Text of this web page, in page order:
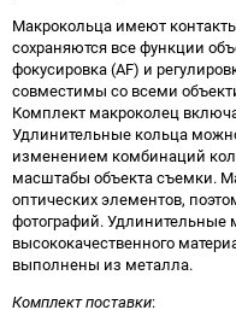
Макрокольца имеют
сохраняются все функции
фокусировка (AF) и
совместимы со всеми
Комплект макроколец
Удлинительные кольца
изменением комбинаций
масштабы объекта съемки.
оптических элементов,
фотографий.
высококачественного
выполнены из металла.
Комплект поставки: